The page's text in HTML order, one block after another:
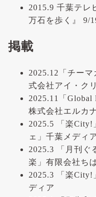
2015.9 千葉テレ
万石を歩く』 9/
掲載
2025.12「チー
式会社アイ・ク
2025.11「
株式会社エルカ
2025.5 「楽
ェ」千葉メディ
2025.3 「月刊
楽」有限会社ち
2025.3 「楽
ディア